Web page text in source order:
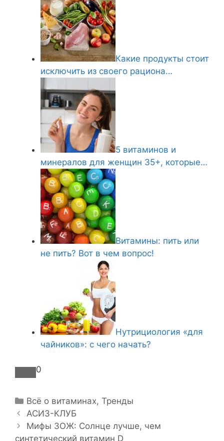
Какие продукты стоит
исключить из своего рациона…
5 витаминов и
минералов для женщин 35+, которые…
Витамины: пить или
не пить? Вот в чем вопрос!
Нутрициология «для
чайников»: с чего начать?
0
Р
у
б
р
Всё о витаминах,Тренды
Н
а
в
АСИЗ-КЛУБ
Мифы ЗОЖ: Солнце лучше, чем
синтетический витамин D